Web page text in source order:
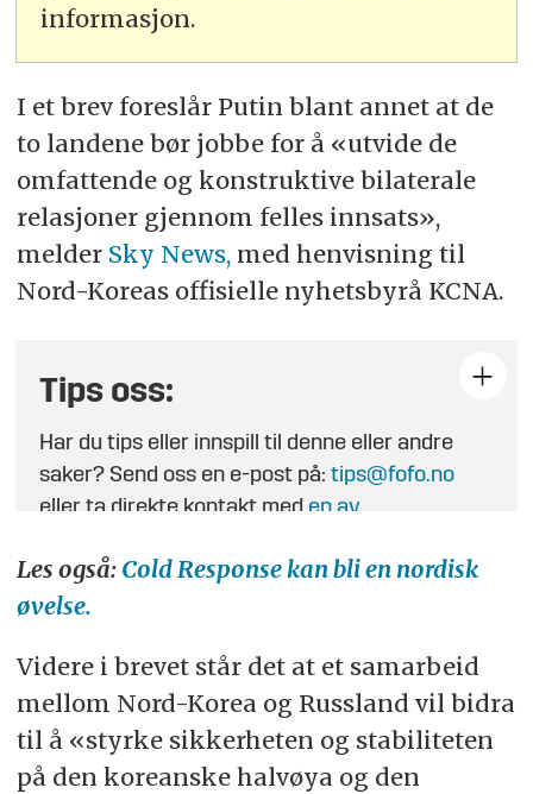
informasjon.
I et brev foreslår Putin blant annet at de
to landene bør jobbe for å «utvide de
omfattende og konstruktive bilaterale
relasjoner gjennom felles innsats»,
melder Sky News, med henvisning til
Nord-Koreas offisielle nyhetsbyrå KCNA.
Tips oss:
Har du tips eller innspill til denne eller andre
saker? Send oss en e-post på:tips@fofo.no
eller ta direkte kontakt med en av
Les også: Cold Response kan bli en nordisk
øvelse.
Videre i brevet står det at et samarbeid
mellom Nord-Korea og Russland vil bidra
til å «styrke sikkerheten og stabiliteten
på den koreanske halvøya og den